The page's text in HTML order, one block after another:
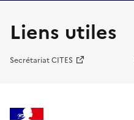
Liens utiles
Secrétariat CITES